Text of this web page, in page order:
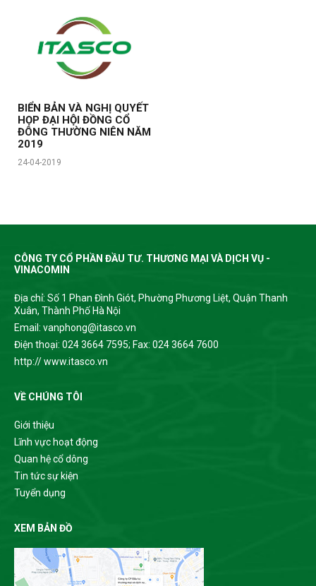
BIỂN BẢN VÀ NGHỊ QUYẾT
HỌP ĐẠI HỘI ĐỒNG CỔ
ĐÔNG THƯỜNG NIÊN NĂM
2019
24-04-2019
CÔNG TY CỔ PHẦN ĐẦU TƯ. THƯƠNG MẠI VÀ DỊCH VỤ -
VINACOMIN
Địa chỉ: Số 1 Phan Đình Giót, Phường Phương Liệt, Quận Thanh
Xuân, Thành Phố Hà Nội
Email: vanphong@itasco.vn
Điện thoại: 024 3664 7595; Fax: 024 3664 7600
http:// www.itasco.vn
VỀ CHÚNG TÔI
Giới thiệu
Lĩnh vực hoạt động
Quan hệ cổ dông
Tin tức sự kiện
Tuyển dụng
XEM BẢN ĐỒ